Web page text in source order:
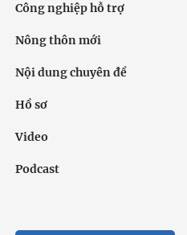
Công nghiệp hỗ trợ
Nông thôn mới
Nội dung chuyên đề
Hồ sơ
Video
Podcast